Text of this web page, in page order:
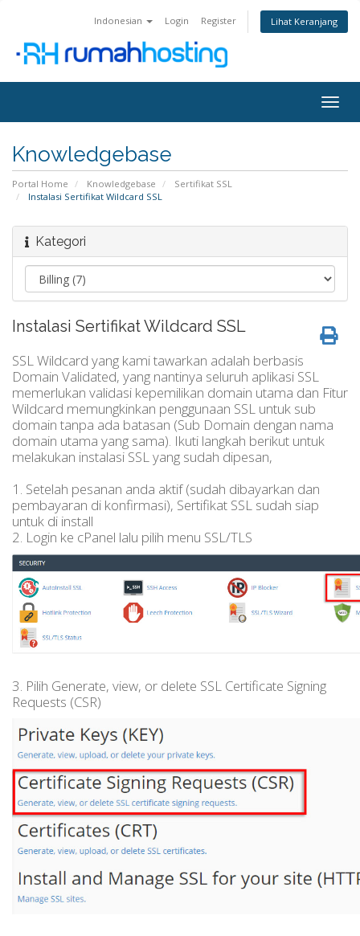
Indonesian Login Register Lihat Keranjang
Knowledgebase
Portal Home Knowledgebase
Sertifikat SSL
Instalasi Sertifikat Wildcard SSL
Kategori
Instalasi Sertifikat Wildcard SSL
SSL Wildcard yang kami tawarkan adalah berbasis
Domain Validated, yang nantinya seluruh aplikasi SSL
memerlukan validasi kepemilikan domain utama dan Fitur
Wildcard memungkinkan penggunaan SSL untuk sub
domain tanpa ada batasan (Sub Domain dengan nama
domain utama yang sama). Ikuti langkah berikut untuk
melakukan instalasi SSL yang sudah dipesan,
1. Setelah pesanan anda aktif (sudah dibayarkan dan
pembayaran di konfirmasi), Sertifikat SSL sudah siap
untuk di install
2. Login ke cPanel lalu pilih menu SSL/TLS
3. Pilih Generate, view, or delete SSL Certificate Signing
Requests (CSR)